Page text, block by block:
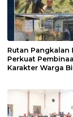
Rutan Pangkalan
Perkuat
Karakter Warga